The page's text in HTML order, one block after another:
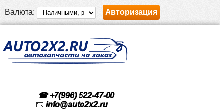
Валюта: Авторизация
☎ +7(996) 522-47-00
📧 info@auto2x2.ru